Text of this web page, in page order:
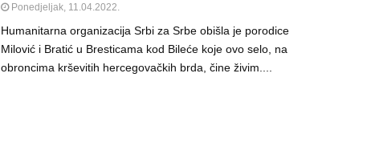
Ponedjeljak, 11.04.2022.
Humanitarna organizacija Srbi za Srbe obišla je porodice
Milović i Bratić u Bresticama kod Bileće koje ovo selo, na
obroncima krševitih hercegovačkih brda, čine živim....